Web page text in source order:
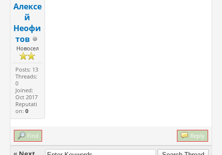
Алексе
й
Неофи
тов
Новосел
Posts: 13
Threads:
0
Joined:
Oct 2017
Reputati
on:0
Find Reply